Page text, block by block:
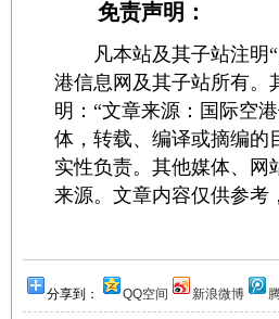
免责声明：
凡本站及其子站注明“
港信息网及其子站所有。
明：“文章来源：国际空
体，转载、编译或摘编的
实性负责。其他媒体、网
来源。文章内容仅供参考
分享到： QQ空间 新浪微博